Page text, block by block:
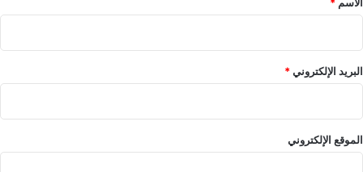
-
م
ي
د
ا
ل
البريد الإلكتروني*
الموقع الإلكتروني